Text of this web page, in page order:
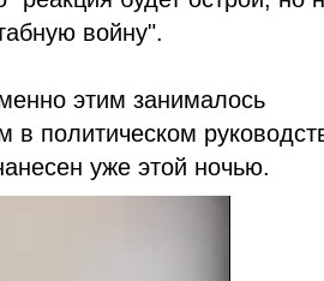
войну".
этим занималось
в политическом
уже этой ночью.